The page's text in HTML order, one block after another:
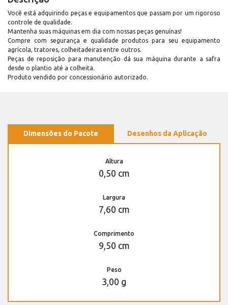
Você está adquirindo peças e equipamentos que passam por um rigoroso
controle de qualidade.
Mantenha suas máquinas em dia com nossas peças genuínas!
Compre com segurança e qualidade produtos para seu equipamento
agrícola, tratores, colheitadeiras entre outros.
Peças de reposição para manutenção dá sua máquina durante a safra
desde o plantio até a colheita.
Produto vendido por concessionário autorizado.
Dimensões do Pacote Desenhos da Aplicação
Altura
0,50 cm
Largura
7,60 cm
Comprimento
9,50 cm
Peso
3,00 g